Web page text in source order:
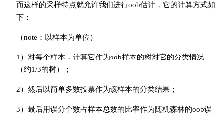
而这样的采样特点就允许我们进行oob估计，它的计算方式如
下：
（note：以样本为单位）
1）对每个样本，计算它作为oob样本的树对它的分类情况
（约1/3的树）；
2）然后以简单多数投票作为该样本的分类结果；
3）最后用误分个数占样本总数的比率作为随机森林的oob误